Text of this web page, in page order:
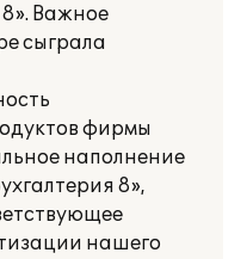
Важное
сыграла
фирмы
наполнение
8»,
нашего